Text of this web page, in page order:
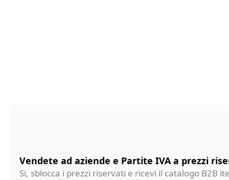
Vendete ad aziende e Partite IVA a prezzi
Si, sblocca i prezzi riservati e ricevi il catalogo B2B